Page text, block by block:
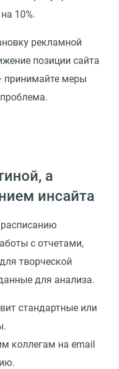
10%.
рекламной
позиции сайта
принимайте меры
а
инсайта
с отчетами,
творческой
для анализа.
стандартные или
коллегам на email